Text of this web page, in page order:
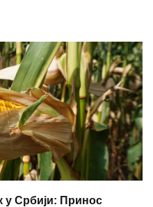
у Србији: Принос